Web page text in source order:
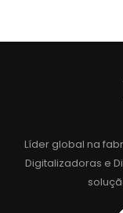
Líder global na
Digitalizadoras e